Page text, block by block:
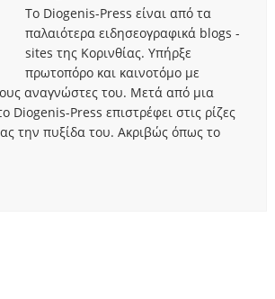
Το Diogenis-Press είναι από τα
παλαιότερα ειδησεογραφικά blogs -
sites της Κορινθίας. Υπήρξε
πρωτοπόρο και καινοτόμο με
αναγνώστες του. Μετά από μια
Diogenis-Press επιστρέφει στις ρίζες
την πυξίδα του. Ακριβώς όπως το